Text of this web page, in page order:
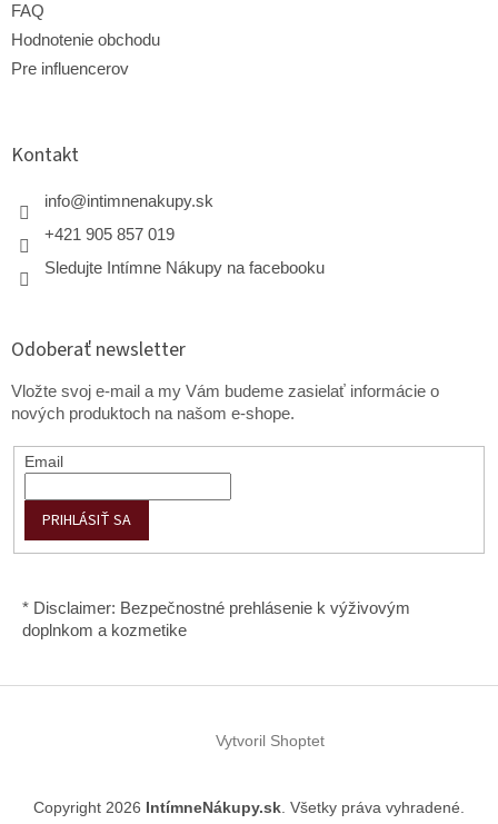
FAQ
Hodnotenie obchodu
Pre influencerov
Kontakt
info@intimnenakupy.sk
+421 905 857 019
Sledujte Intímne Nákupy na facebooku
Odoberať newsletter
Vložte svoj e-mail a my Vám budeme zasielať informácie o
nových produktoch na našom e-shope.
Email
PRIHLÁSIŤ SA
* Disclaimer: Bezpečnostné prehlásenie k výživovým
doplnkom a kozmetike
Vytvoril Shoptet
Copyright 2026 IntímneNákupy.sk . Všetky práva vyhradené.